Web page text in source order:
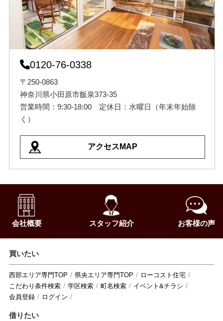
0120-76-0338
〒250-0863
神奈川県小田原市飯泉373-35
営業時間：9:30-18:00 定休日：水曜日（年末年始除
く）
アクセスMAP
会社概要 スタッフ紹介 お客様の声
買いたい
西部エリア専門TOP 県央エリア専門TOP
ローコスト住宅
こだわり条件検索
学区検索 町名検索
イベント&チラシ
会員登録
ログイン
借りたい